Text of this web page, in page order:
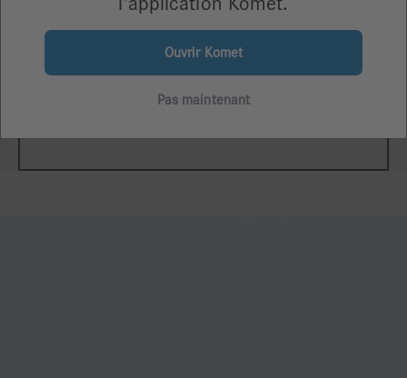
Ouvrir Komet
Pas maintenant